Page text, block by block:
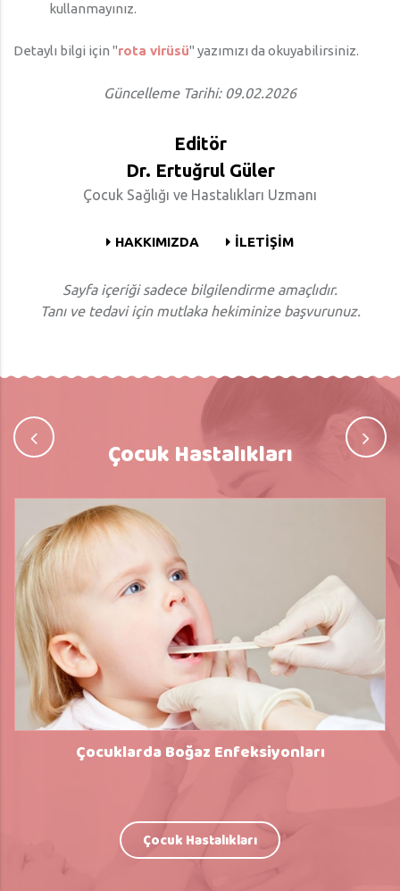
kullanmayınız.
Detaylı bilgi için "rota virüsü" yazımızı da okuyabilirsiniz.
Güncelleme Tarihi: 09.02.2026
Editör
Dr. Ertuğrul Güler
Çocuk Sağlığı ve Hastalıkları Uzmanı
HAKKIMIZDA İLETİŞİM
Sayfa içeriği sadece bilgilendirme amaçlıdır.
Tanı ve tedavi için mutlaka hekiminize başvurunuz.
Çocuk Hastalıkları
Çocuklarda Boğaz Enfeksiyonları
Çocuk Hastalıkları